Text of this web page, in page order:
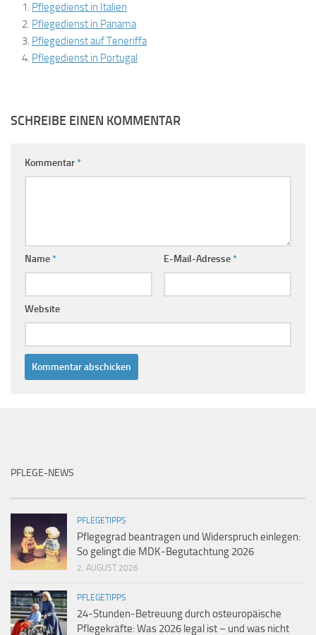
Pflegedienst in Italien
Pflegedienst in Panama
Pflegedienst auf Teneriffa
Pflegedienst in Portugal
SCHREIBE EINEN KOMMENTAR
Kommentar*
Name* E-Mail-Adresse*
Website
PFLEGE-NEWS
PFLEGETIPPS
Pflegegrad beantragen und Widerspruch einlegen:
So gelingt die MDK-Begutachtung 2026
2. AUGUST 2026
PFLEGETIPPS
24-Stunden-Betreuung durch osteuropäische
Pflegekräfte: Was 2026 legal ist – und was nicht